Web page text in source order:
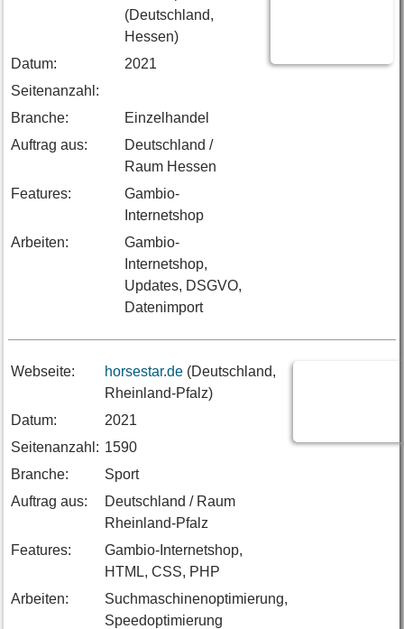
(Deutschland,
Hessen)
Datum:
2021
Seitenanzahl:
Branche:
Einzelhandel
Auftrag aus:
Deutschland /
Raum Hessen
Features:
Gambio-
Internetshop
Arbeiten:
Gambio-
Internetshop,
Updates, DSGVO,
Datenimport
Webseite: horsestar.de(Deutschland,
Rheinland-Pfalz)
Datum:
2021
Seitenanzahl: 1590
Branche:
Sport
Auftrag aus:
Deutschland / Raum
Rheinland-Pfalz
Features:
Gambio-Internetshop,
HTML, CSS, PHP
Arbeiten:
Suchmaschinenoptimierung,
Speedoptimierung